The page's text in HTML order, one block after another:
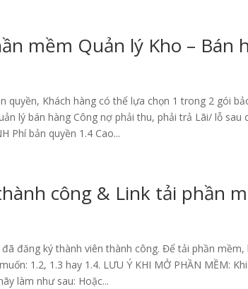
mềm Quản lý Kho – Bán
quyền, Khách hàng có thể lựa chọn 1 trong 2 gói
lý bán hàng Công nợ phải thu, phải trả Lãi/ lỗ
Phí bản quyền 1.4 Cao...
công & Link tải phần
đã đăng ký thành viên thành công. Để tải phần
1.2, 1.3 hay 1.4. LƯU Ý KHI MỞ PHẦN MỀM:
làm như sau: Hoặc...